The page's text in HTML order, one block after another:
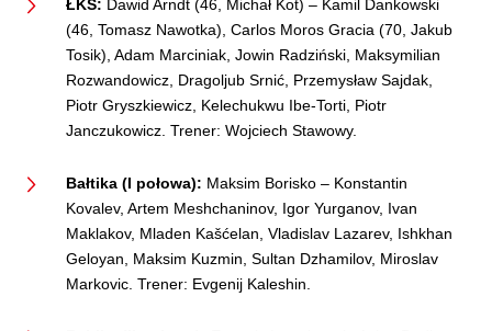
ŁKS: Dawid Arndt (46, Michał Kot) – Kamil Dankowski
(46, Tomasz Nawotka), Carlos Moros Gracia (70, Jakub
Tosik), Adam Marciniak, Jowin Radziński, Maksymilian
Rozwandowicz, Dragoljub Srnić, Przemysław Sajdak,
Piotr Gryszkiewicz, Kelechukwu Ibe-Torti, Piotr
Janczukowicz. Trener: Wojciech Stawowy.
Bałtika (I połowa): Maksim Borisko – Konstantin
Kovalev, Artem Meshchaninov, Igor Yurganov, Ivan
Maklakov, Mladen Kašćelan, Vladislav Lazarev, Ishkhan
Geloyan, Maksim Kuzmin, Sultan Dzhamilov, Miroslav
Markovic. Trener: Evgenij Kaleshin.